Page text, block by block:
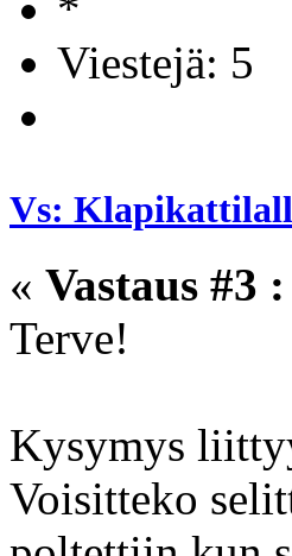
Viestejä: 5
Vs:
« Vastaus #3 :
Terve!
Kysymys
Voisitteko